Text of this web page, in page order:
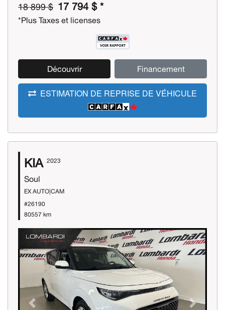
18 899 $ 17 794 $ *
*Plus Taxes et licenses
Découvrir Financement
ESTIMATION DE REPRISE DE VÉHICULE
KIA 2023
Soul
EX AUTO|CAM
#26190
80557 km